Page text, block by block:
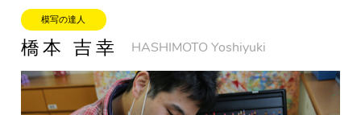
模写の達人
橋本 吉幸 HASHIMOTO Yoshiyuki